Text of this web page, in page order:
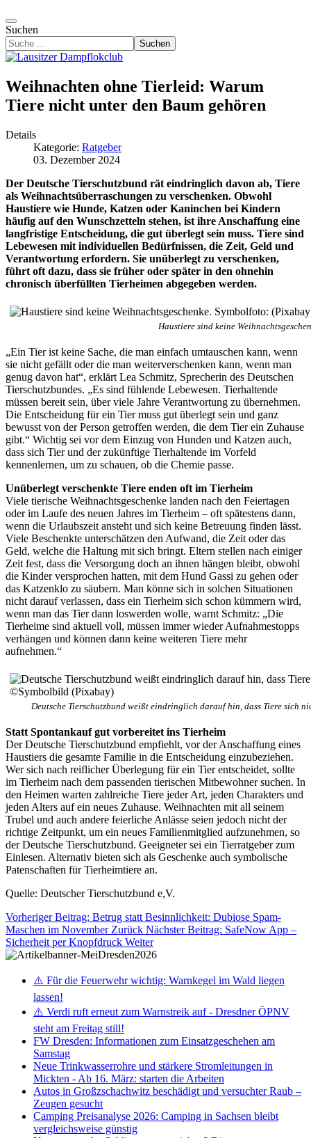
Suchen
Suchen
Weihnachten ohne Tierleid: Warum
Tiere nicht unter den Baum gehören
Details
Kategorie: Ratgeber
03. Dezember 2024
Der Deutsche Tierschutzbund rät eindringlich davon ab, Tiere
als Weihnachtsüberraschungen zu verschenken. Obwohl
Haustiere wie Hunde, Katzen oder Kaninchen bei Kindern
häufig auf den Wunschzetteln stehen, ist ihre Anschaffung eine
langfristige Entscheidung, die gut überlegt sein muss. Tiere sind
Lebewesen mit individuellen Bedürfnissen, die Zeit, Geld und
Verantwortung erfordern. Sie unüberlegt zu verschenken,
führt oft dazu, dass sie früher oder später in den ohnehin
chronisch überfüllten Tierheimen abgegeben werden.
Haustiere sind keine
„Ein Tier ist keine Sache, die man einfach umtauschen kann, wenn
sie nicht gefällt oder die man weiterverschenken kann, wenn man
genug davon hat“, erklärt Lea Schmitz, Sprecherin des Deutschen
Tierschutzbundes. „Es sind fühlende Lebewesen. Tierhaltende
müssen bereit sein, über viele Jahre Verantwortung zu übernehmen.
Die Entscheidung für ein Tier muss gut überlegt sein und ganz
bewusst von der Person getroffen werden, die dem Tier ein Zuhause
gibt.“ Wichtig sei vor dem Einzug von Hunden und Katzen auch,
dass sich Tier und der zukünftige Tierhaltende im Vorfeld
kennenlernen, um zu schauen, ob die Chemie passe.
Unüberlegt verschenkte Tiere enden oft im Tierheim
Viele tierische Weihnachtsgeschenke landen nach den Feiertagen
oder im Laufe des neuen Jahres im Tierheim – oft spätestens dann,
wenn die Urlaubszeit ansteht und sich keine Betreuung finden lässt.
Viele Beschenkte unterschätzen den Aufwand, die Zeit oder das
Geld, welche die Haltung mit sich bringt. Eltern stellen nach einiger
Zeit fest, dass die Versorgung doch an ihnen hängen bleibt, obwohl
die Kinder versprochen hatten, mit dem Hund Gassi zu gehen oder
das Katzenklo zu säubern. Man könne sich in solchen Situationen
nicht darauf verlassen, dass ein Tierheim sich schon kümmern wird,
wenn man das Tier dann loswerden wolle, warnt Schmitz: „Die
Tierheime sind aktuell voll, müssen immer wieder Aufnahmestopps
verhängen und können dann keine weiteren Tiere mehr
aufnehmen.“
Deutsche Tierschutzbund weißt eindringlich darauf hin, dass Tiere sich
Statt Spontankauf gut vorbereitet ins Tierheim
Der Deutsche Tierschutzbund empfiehlt, vor der Anschaffung eines
Haustiers die gesamte Familie in die Entscheidung einzubeziehen.
Wer sich nach reiflicher Überlegung für ein Tier entscheidet, sollte
im Tierheim nach dem passenden tierischen Mitbewohner suchen. In
den Heimen warten zahlreiche Tiere jeder Art, jeden Charakters und
jeden Alters auf ein neues Zuhause. Weihnachten mit all seinem
Trubel und auch andere feierliche Anlässe seien jedoch nicht der
richtige Zeitpunkt, um ein neues Familienmitglied aufzunehmen, so
der Deutsche Tierschutzbund. Geeigneter sei ein Tierratgeber zum
Einlesen. Alternativ bieten sich als Geschenke auch symbolische
Patenschaften für Tierheimtiere an.
Quelle: Deutscher Tierschutzbund e,V.
Vorheriger Beitrag: Betrug statt Besinnlichkeit: Dubiose Spam-
Maschen im November Zurück Nächster Beitrag: SafeNow App –
Sicherheit per Knopfdruck Weiter
⚠️ Für die Feuerwehr wichtig: Warnkegel im Wald liegen
lassen!
⚠️ Verdi ruft erneut zum Warnstreik auf - Dresdner ÖPNV
steht am Freitag still!
FW Dresden: Informationen zum Einsatzgeschehen am
Samstag
Neue Trinkwasserrohre und stärkere Stromleitungen in
Mickten - Ab 16. März: starten die Arbeiten
Autos in Großzschachwitz beschädigt und versuchter Raub –
Zeugen gesucht
Camping Preisanalyse 2026: Camping in Sachsen bleibt
vergleichsweise günstig